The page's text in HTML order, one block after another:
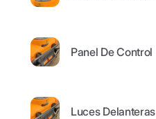
Panel De Control
Luces Delanteras